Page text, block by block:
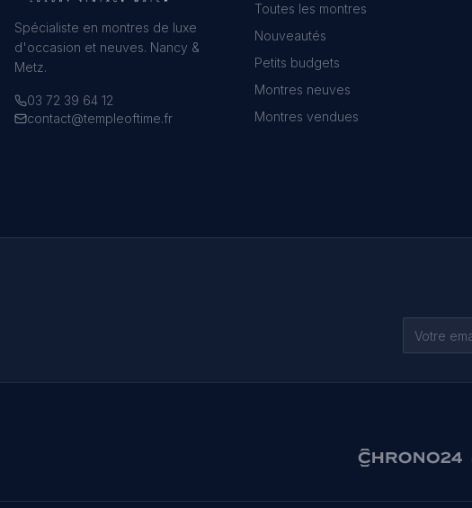
Spécialiste en montres de luxe
d'occasion et neuves. Nancy &
Metz.
03 72 39 64 12
contact@templeoftime.fr
Toutes les montres
Nouveautés
Petits budgets
Montres neuves
Montres vendues